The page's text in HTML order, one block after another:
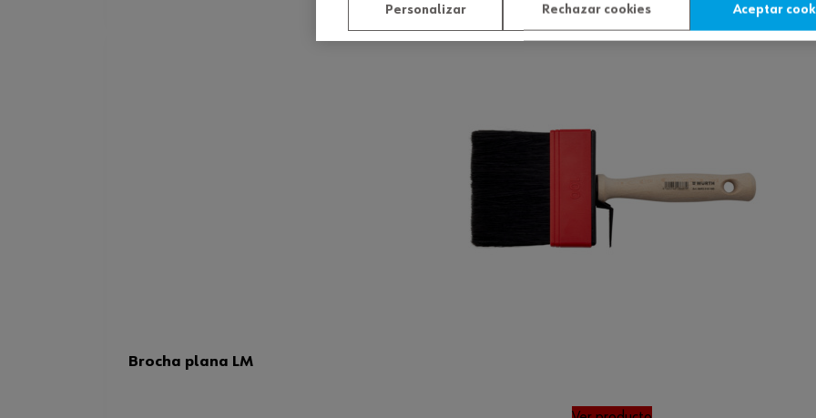
Brocha plana LM
Personalizar Rechazar cookies Aceptar